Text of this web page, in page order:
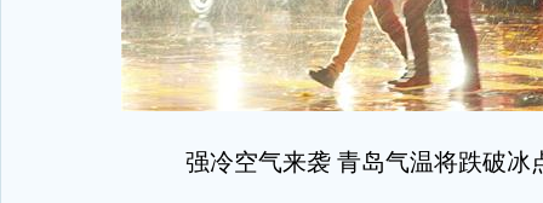
强冷空气来袭 青岛气温将跌破冰